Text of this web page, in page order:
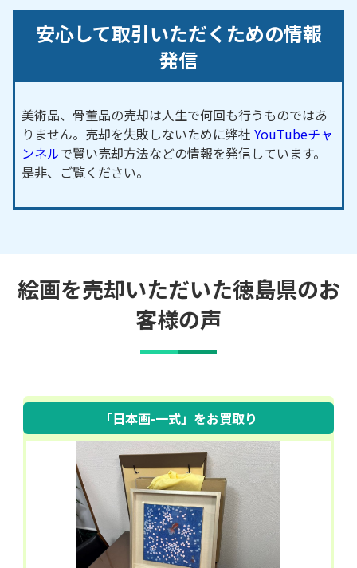
安心して取引いただくための情報
発信
美術品、骨董品の売却は人生で何回も行うものではあ
りません。売却を失敗しないために弊社 YouTubeチャ
ンネルで賢い売却方法などの情報を発信しています。
是非、ご覧ください。
絵画を売却いただいた徳島県のお
客様の声
「日本画-一式」 をお買取り